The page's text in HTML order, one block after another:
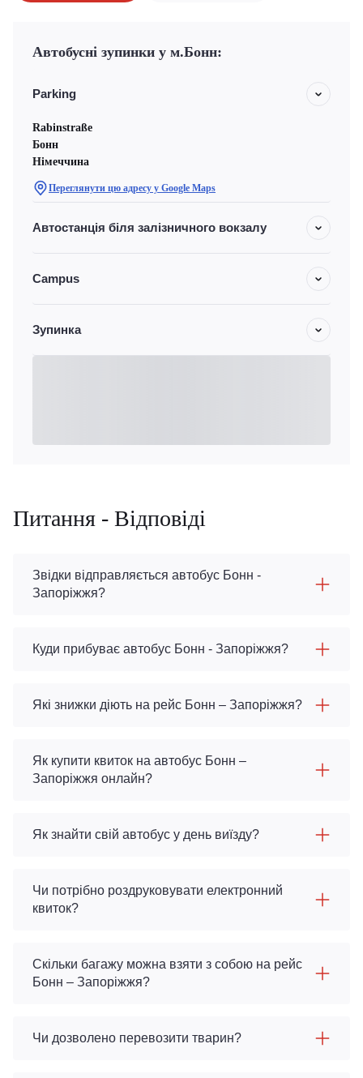
Автобусні зупинки у м.Бонн:
Parking
Rabinstraße
Бонн
Німеччина
Переглянути цю адресу у Google Maps
Автостанція біля залізничного вокзалу
Campus
Зупинка
Питання - Відповіді
Звідки відправляється автобус Бонн -
Запоріжжя?
Куди прибуває автобус Бонн - Запоріжжя?
Які знижки діють на рейс Бонн – Запоріжжя?
Як купити квиток на автобус Бонн –
Запоріжжя онлайн?
Як знайти свій автобус у день виїзду?
Чи потрібно роздруковувати електронний
квиток?
Скільки багажу можна взяти з собою на рейс
Бонн – Запоріжжя?
Чи дозволено перевозити тварин?